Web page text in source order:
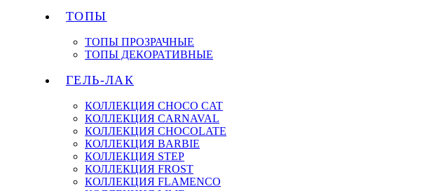
ТОПЫ
ТОПЫ ПРОЗРАЧНЫЕ
ТОПЫ ДЕКОРАТИВНЫЕ
ГЕЛЬ-ЛАК
КОЛЛЕКЦИЯ CHOCO CAT
КОЛЛЕКЦИЯ CARNAVAL
КОЛЛЕКЦИЯ CHOCOLATE
КОЛЛЕКЦИЯ BARBIE
КОЛЛЕКЦИЯ STEP
КОЛЛЕКЦИЯ FROST
КОЛЛЕКЦИЯ FLAMENCO